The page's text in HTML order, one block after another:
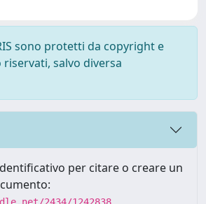
sono protetti da copyright e
salvo diversa
per citare o creare un